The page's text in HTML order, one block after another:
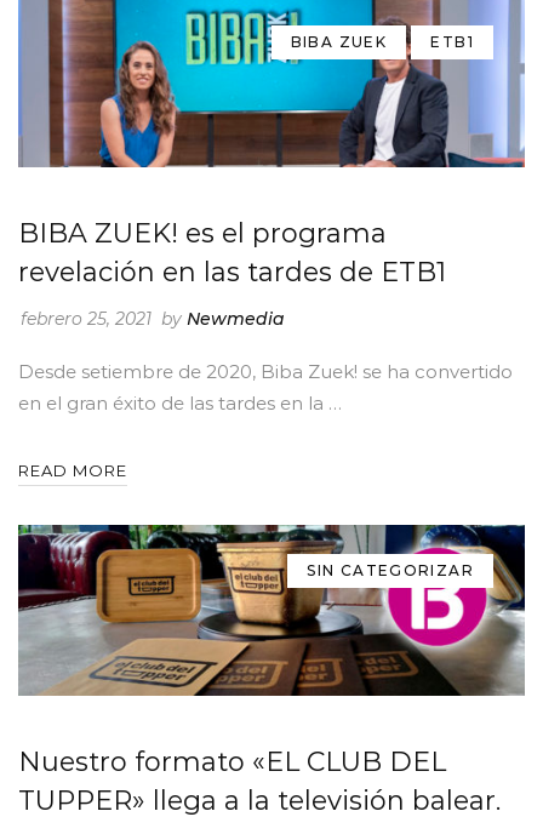
BIBA ZUEK ETB1
BIBA ZUEK! es el programa
revelación en las tardes de ETB1
febrero 25, 2021 by Newmedia
Desde setiembre de 2020, Biba Zuek! se ha convertido
en el gran éxito de las tardes en la …
READ MORE
SIN CATEGORIZAR
Nuestro formato «EL CLUB DEL
TUPPER» llega a la televisión balear.